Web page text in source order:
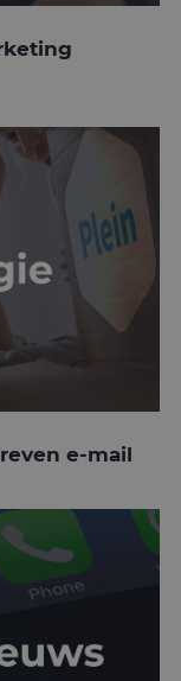
e-mail